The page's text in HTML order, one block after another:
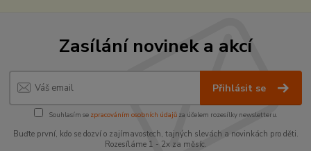
Zasílání novinek a akcí
Přihlásit se
Souhlasím se zpracováním osobních údajůza účelem rozesílky newsletteru.
Buďte první, kdo se dozví o zajímavostech, tajných slevách a novinkách pro děti.
Rozesíláme 1 - 2x za měsíc.